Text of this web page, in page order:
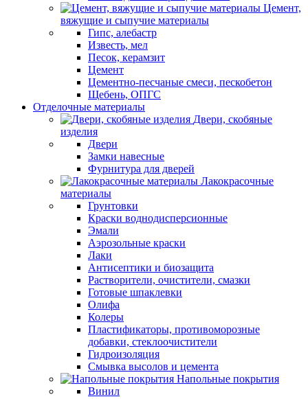
Цемент,
вяжущие и сыпучие материалы
Гипс, алебастр
Известь, мел
Песок, керамзит
Цемент
Цементно-песчаные смеси, пескобетон
Щебень, ОПГС
Отделочные материалы
Двери, скобяные
изделия
Двери
Замки навесные
Фурнитура для дверей
Лакокрасочные
материалы
Грунтовки
Краски воднодисперсионные
Эмали
Аэрозольные краски
Лаки
Антисептики и биозащита
Растворители, очистители, смазки
Готовые шпаклевки
Олифа
Колеры
Пластификаторы, противоморозные
добавки, стеклоочистители
Гидроизоляция
Смывка высолов и цемента
Напольные покрытия
Винил